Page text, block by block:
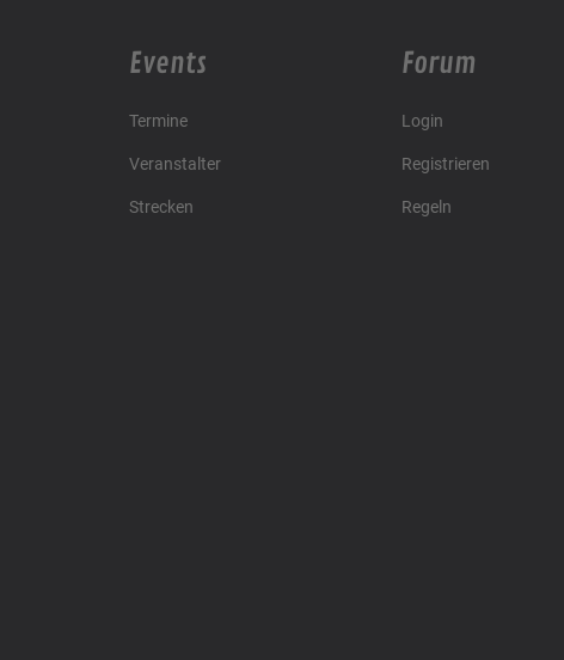
Events
Termine
Veranstalter
Strecken
Forum
Login
Registrieren
Regeln